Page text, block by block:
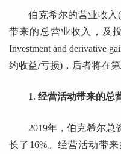
伯克希尔的营业收入
带来的总营业收入，及
Investment and derivative
约收益/亏损)，后者将在第
1. 经营活动带来的总
2019年，伯克希尔总
长了16%。经营活动带